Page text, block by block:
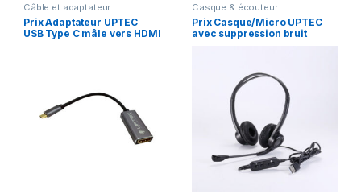
Câble et adaptateur
Prix Adaptateur UPTEC
USB Type C mâle vers HDMI
Casque & écouteur
Prix Casque/Micro UPTEC
avec suppression bruit